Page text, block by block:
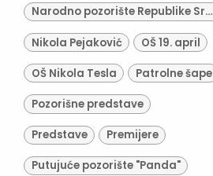
Narodno pozorište Republike Srpske
Nikola Pejaković OŠ 19. april
OŠ Nikola Tesla Patrolne šape
Pozorišne predstave
Predstave Premijere
Putujuće pozorište "Panda"